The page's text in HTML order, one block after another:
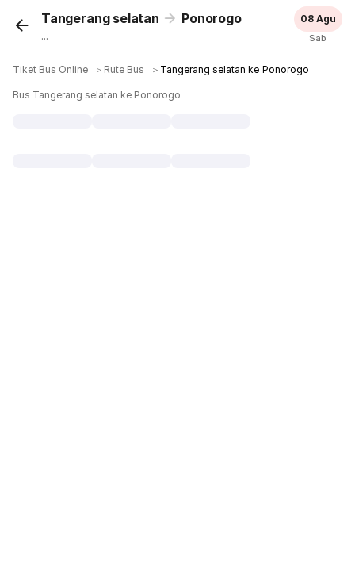
Tangerang selatan Ponorogo
...
08 Agu
Sab
Tiket Bus Online ＞ Rute Bus ＞ Tangerang selatan ke Ponorogo
Bus Tangerang selatan ke Ponorogo